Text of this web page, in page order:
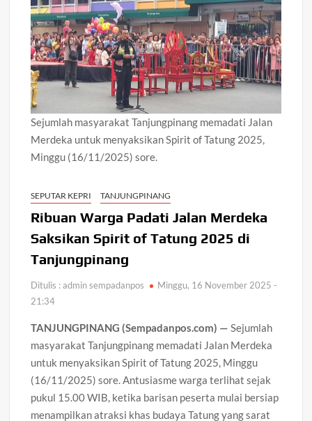
Sejumlah masyarakat Tanjungpinang memadati Jalan
Merdeka untuk menyaksikan Spirit of Tatung 2025,
Minggu (16/11/2025) sore.
SEPUTAR KEPRI TANJUNGPINANG
Ribuan Warga Padati Jalan Merdeka
Saksikan Spirit of Tatung 2025 di
Tanjungpinang
Ditulis : admin sempadanpos
Minggu, 16 November 2025 -
21:34
TANJUNGPINANG (Sempadanpos.com) — Sejumlah
masyarakat Tanjungpinang memadati Jalan Merdeka
untuk menyaksikan Spirit of Tatung 2025, Minggu
(16/11/2025) sore. Antusiasme warga terlihat sejak
pukul 15.00 WIB, ketika barisan peserta mulai bersiap
menampilkan atraksi khas budaya Tatung yang sarat